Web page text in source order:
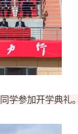
学参加开学典礼。